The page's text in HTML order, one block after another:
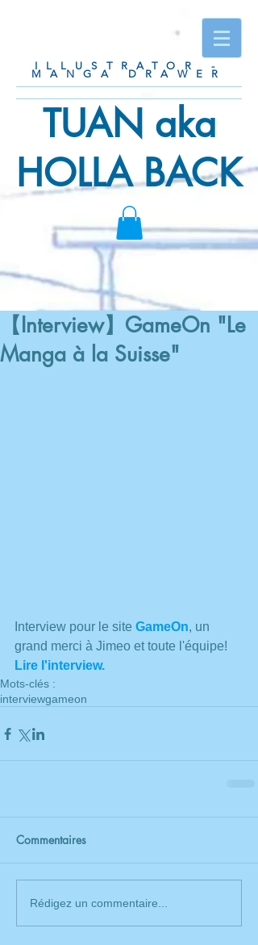
ILLUSTRATOR -
MANGA DRAWER
TUAN aka
HOLLA BACK
【Interview】GameOn "Le
Manga à la Suisse"
Interview pour le site GameOn, un
grand merci à Jimeo et toute l'équipe!
Lire l'interview.
Mots-clés :
interviewgameon
Commentaires
Rédigez un commentaire...